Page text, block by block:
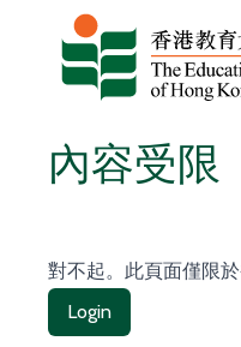
跳至主要內容
內容受限
對不起。此頁面僅限
Login